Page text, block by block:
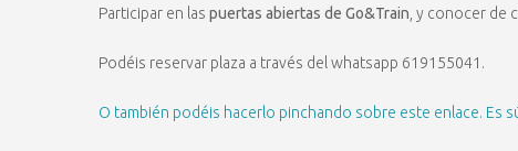
Participar en las puertas abiertas de Go&Train , y conocer de
Podéis reservar plaza a través del whatsapp 619155041.
O también podéis hacerlo pinchando sobre este enlace. Es